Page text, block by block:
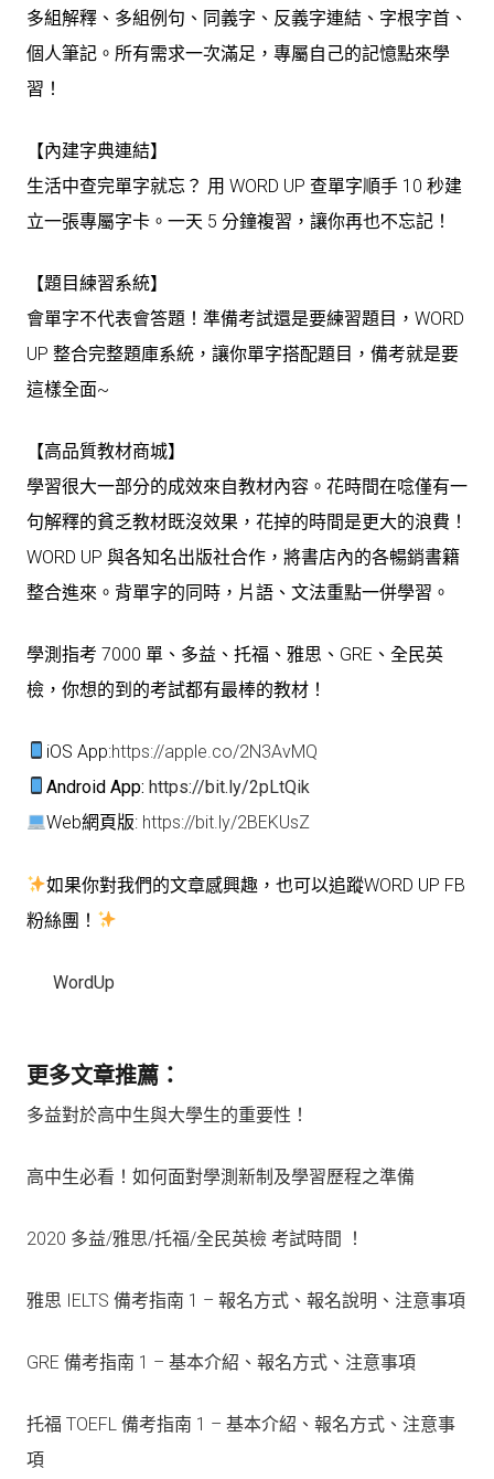
多組解釋、多組例句、同義字、反義字連結、字根字首、
個人筆記。所有需求一次滿足，專屬自己的記憶點來學
習！
【內建字典連結】
生活中查完單字就忘？ 用 WORD UP 查單字順手 10 秒建
立一張專屬字卡。一天 5 分鐘複習，讓你再也不忘記！
【題目練習系統】
會單字不代表會答題！準備考試還是要練習題目，WORD
UP 整合完整題庫系統，讓你單字搭配題目，備考就是要
這樣全面~
【高品質教材商城】
學習很大一部分的成效來自教材內容。花時間在唸僅有一
句解釋的貧乏教材既沒效果，花掉的時間是更大的浪費！
WORD UP 與各知名出版社合作，將書店內的各暢銷書籍
整合進來。背單字的同時，片語、文法重點一併學習。
學測指考 7000 單、多益、托福、雅思、GRE、全民英
檢，你想的到的考試都有最棒的教材！
iOS App:https://apple.co/2N3AvMQ
Android App:https://bit.ly/2pLtQik
Web網頁版: https://bit.ly/2BEKUsZ
如果你對我們的文章感興趣，也可以追蹤WORD UP FB
粉絲團！
WordUp
更多文章推薦：
多益對於高中生與大學生的重要性！
高中生必看！如何面對學測新制及學習歷程之準備
2020 多益/雅思/托福/全民英檢 考試時間 ！
雅思 IELTS 備考指南 1 – 報名方式、報名說明、注意事項
GRE 備考指南 1 – 基本介紹、報名方式、注意事項
托福 TOEFL 備考指南 1 – 基本介紹、報名方式、注意事
項